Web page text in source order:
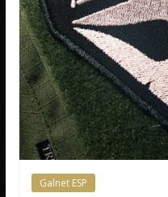
Galnet ESP